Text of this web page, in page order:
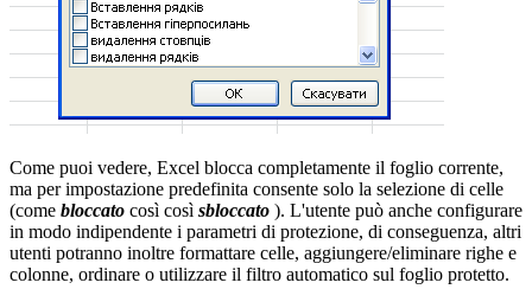
Come puoi vedere, Excel blocca completamente il foglio corrente,
ma per impostazione predefinita consente solo la selezione di celle
(come bloccato così così sbloccato ). L'utente può anche configurare
in modo indipendente i parametri di protezione, di conseguenza, altri
utenti potranno inoltre formattare celle, aggiungere/eliminare righe e
colonne, ordinare o utilizzare il filtro automatico sul foglio protetto.